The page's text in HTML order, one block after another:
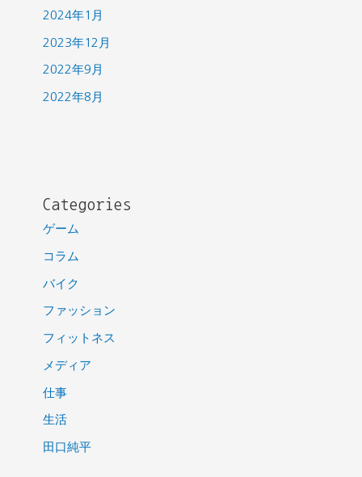
2024年1月
2023年12月
2022年9月
2022年8月
Categories
ゲーム
コラム
バイク
ファッション
フィットネス
メディア
仕事
生活
田口純平